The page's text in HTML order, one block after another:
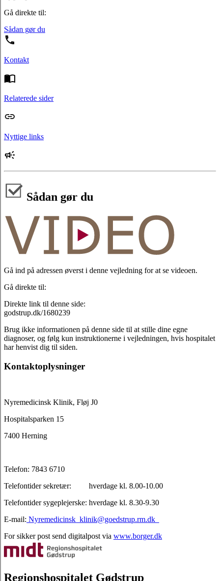
Gå direkte til:
Sådan gør du
Kontakt
Relaterede sider
Nyttige links
Sådan gør du
Gå ind på adressen øverst i denne vejledning for at se videoen.
Gå direkte til:
Direkte link til denne side:
godstrup.dk/1680239
Brug ikke informationen på denne side til at stille dine egne
diagnoser, og følg kun instruktionerne i vejledningen, hvis hospitalet
har henvist dig til siden.
Kontaktoplysninger
Nyremedicinsk Klinik, Fløj J0
Hospitalsparken 15
7400 Herning
Telefon: 7843 6710
Telefontider sekretær: hverdage kl. 8.00-10.00
Telefontider sygeplejerske: hverdage kl. 8.30-9.30
E-mail: Nyremedicinsk_klinik@goedstrup.rm.dk
For sikker post send digitalpost via www.borger.dk
Regionshospitalet Gødstrup